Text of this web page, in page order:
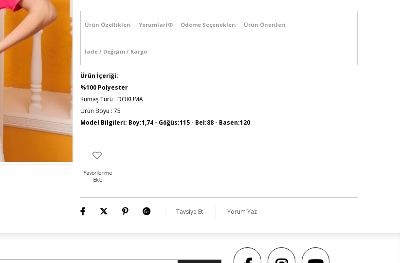
Ürün Özellikleri Yorumlar(0) Ödeme Seçenekleri Ürün Önerileri
İade / Değişim / Kargo
Ürün İçeriği:
%100 Polyester
Kumaş Türü : DOKUMA
Ürün Boyu : 75
Model Bilgileri: Boy:1,74 - Göğüs:115 - Bel:88 - Basen:120
Tavsiye Et Yorum Yaz